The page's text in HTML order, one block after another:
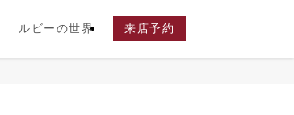
ルビーの世界 来店予約